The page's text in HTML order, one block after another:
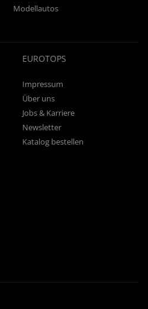
Modellautos
EUROTOPS
Impressum
Über uns
Jobs & Karriere
Newsletter
Katalog bestellen